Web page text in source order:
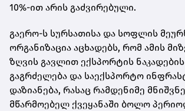
10%-ით არის გაძვირებული.
გაერო-ს სურსათისა და სოფლის
ორგანიზაცია აცხადებს, რომ ამის
ზღვის გავლით ექსპორტის
გაგრძელება და საექსპორტო
დაზიანება, რასაც რამდენიმე
მწარმოებელ ქვეყანაში ბოლო